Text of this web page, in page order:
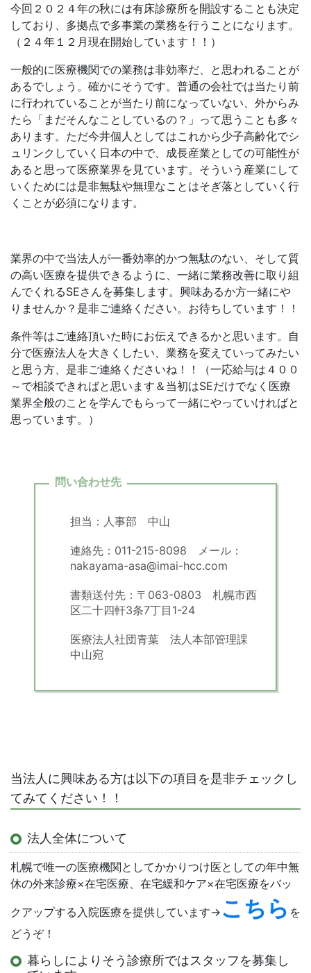
今回２０２４年の秋には有床診療所を開設することも決定
しており、多拠点で多事業の業務を行うことになります。
（２４年１２月現在開始しています！！）
一般的に医療機関での業務は非効率だ、と思われることが
あるでしょう。確かにそうです。普通の会社では当たり前
に行われていることが当たり前になっていない、外からみ
たら「まだそんなことしているの？」って思うことも多々
あります。ただ今井個人としてはこれから少子高齢化でシ
ュリンクしていく日本の中で、成長産業としての可能性が
あると思って医療業界を見ています。そういう産業にして
いくためには是非無駄や無理なことはそぎ落としていく行
くことが必須になります。
業界の中で当法人が一番効率的かつ無駄のない、そして質
の高い医療を提供できるように、一緒に業務改善に取り組
んでくれるSEさんを募集します。興味あるか方一緒にや
りませんか？是非ご連絡ください。お待ちしています！！
条件等はご連絡頂いた時にお伝えできるかと思います。自
分で医療法人を大きくしたい、業務を変えていってみたい
と思う方、是非ご連絡くださいね！！（一応給与は４００
～で相談できればと思います＆当初はSEだけでなく医療
業界全般のことを学んでもらって一緒にやっていければと
思っています。）
問い合わせ先
担当：人事部 中山
連絡先：011-215-8098 メール：
nakayama-asa@imai-hcc.com
書類送付先：〒063-0803 札幌市西
区二十四軒3条7丁目1-24
医療法人社団青葉 法人本部管理課
中山宛
当法人に興味ある方は以下の項目を是非チェックし
てみてください！！
法人全体について
札幌で唯一の医療機関としてかかりつけ医としての年中無
休の外来診療×在宅医療、在宅緩和ケア×在宅医療をバッ
クアップする入院医療を提供しています→ こちら を
どうぞ！
暮らしによりそう診療所ではスタッフを募集し